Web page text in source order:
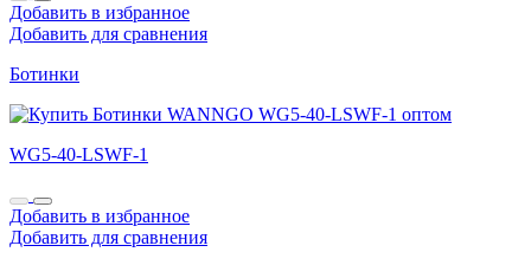
Добавить в избранное
Добавить для сравнения
Ботинки
WG5-40-LSWF-1
Добавить в избранное
Добавить для сравнения